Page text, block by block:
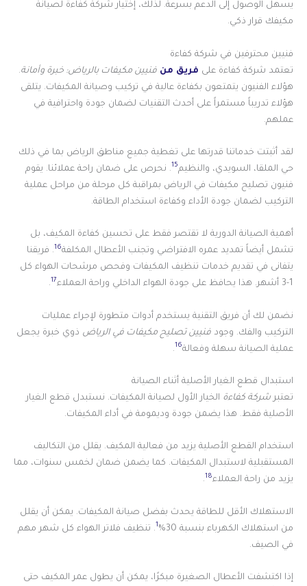
يسهل الوصول إلى الدعم بسرعة. لذلك، إختيار شركة كفاءة لصيانة
مكيفك قرار ذكي.
فنيين محترفين في شركة كفاءة
تعتمد شركة كفاءة على فريق من فنيين مكيفات بالرياض: خبرة وأمانة.
هؤلاء الفنيون يتمتعون بكفاءة عالية في تركيب وصيانة المكيفات. يتلقى
هؤلاء تدريباً مستمراً على أحدث التقنيات لضمان جودة واحترافية في
عملهم.
لقد أثبتت خدماتنا قدرتها على تغطية جميع مناطق الرياض بما في ذلك
حي الملقا، السويدي، والنظيم15 . نحرص على ضمان راحة عملائنا. يقوم
فنيون تصليح مكيفات في الرياض بمراقبة كل مرحلة من مراحل عملية
التركيب لضمان جودة الأداء وكفاءة استخدام الطاقة.
أهمية الصيانة الدورية لا تقتصر فقط على تحسين كفاءة المكيف، بل
تشمل أيضاً تمديد عمره الافتراضي وتجنب الأعطال المكلفة16. فريقنا
يتفانى في تقديم خدمات تنظيف المكيفات وفحص مرشحات الهواء كل
1-3 أشهر. هذا يحافظ على جودة الهواء الداخلي وراحة العملاء
17
.
نضمن لك أن فريق التقنية يستخدم أدوات متطورة لإجراء عمليات
التركيب والفك. وجود فنيين تصليح مكيفات في الرياض ذوي خبرة يجعل
عملية الصيانة سهلة وفعالة16
.
استبدال قطع الغيار الأصلية أثناء الصيانة
تعتبر شركة كفاءة الخيار الأول لصيانة المكيفات. نستبدل قطع الغيار
الأصلية فقط. هذا يضمن جودة وديمومة في أداء المكيفات.
استخدام القطع الأصلية يزيد من فعالية المكيف. يقلل من التكاليف
المستقبلية لاستبدال المكيفات. كما يضمن ضمان لخمس سنوات، مما
يزيد من راحة العملاء18
.
الاستهلاك الأقل للطاقة يحدث بفضل صيانة المكيفات. يمكن أن يقلل
من استهلاك الكهرباء بنسبة 30%
1. تنظيف فلاتر الهواء كل شهر مهم
في الصيف.
إذا اكتشفت الأعطال الصغيرة مبكرًا، يمكن أن يطول عمر المكيف حتى